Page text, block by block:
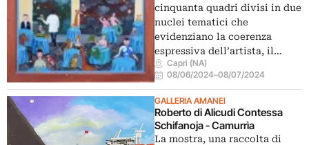
cinquanta quadri divisi in due
nuclei tematici che
evidenziano la coerenza
espressiva dell’artista, il…
Capri (NA)
08/06/2024–08/07/2024
GALLERIA AMANEI
Roberto di Alicudi Contessa
Schifanoja - Camurrìa
La mostra, una raccolta di